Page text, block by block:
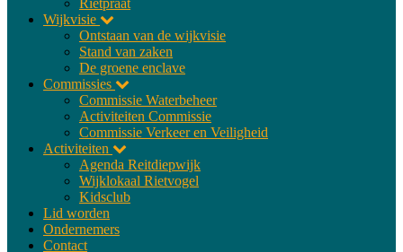
Rietpraat
Wijkvisie
Ontstaan van de wijkvisie
Stand van zaken
De groene enclave
Commissies
Commissie Waterbeheer
Activiteiten Commissie
Commissie Verkeer en Veiligheid
Activiteiten
Agenda Reitdiepwijk
Wijklokaal Rietvogel
Kidsclub
Lid worden
Ondernemers
Contact